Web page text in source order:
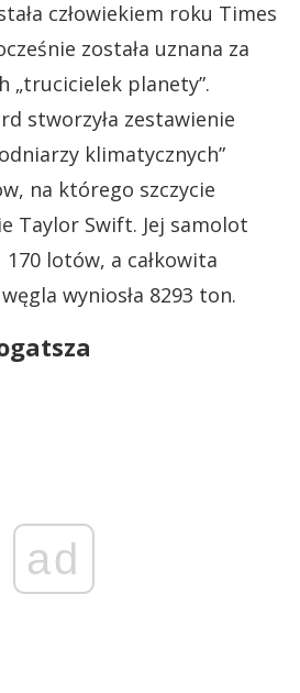
człowiekiem roku Times
została uznana za
„trucicielek planety”.
stworzyła zestawienie
klimatycznych”
na którego szczycie
Taylor Swift. Jej samolot
170 lotów, a całkowita
wyniosła 8293 ton.
ad